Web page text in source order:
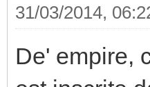
31/03/2014,
De' empire,